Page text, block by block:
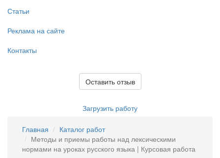
Статьи
Реклама на сайте
Контакты
Оставить отзыв
Загрузить работу
Главная
Каталог работ
Методы и приемы работы над лексическими
нормами на уроках русского языка | Курсовая работа